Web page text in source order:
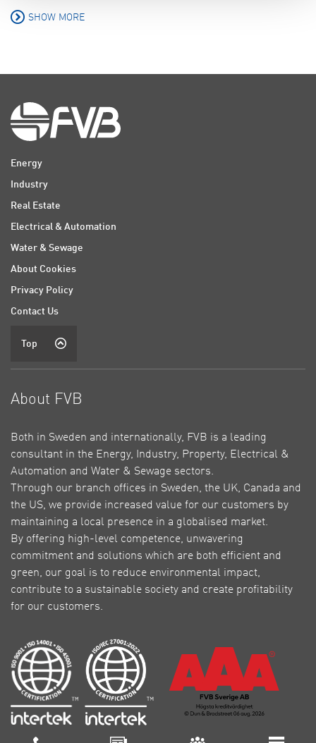
SHOW MORE
Energy
Industry
Real Estate
Electrical & Automation
Water & Sewage
About Cookies
Privacy Policy
Contact Us
Top
About FVB
Both in Sweden and internationally, FVB is a leading
consultant in the Energy, Industry, Property, Electrical &
Automation and Water & Sewage sectors.
Through our branch offices in Sweden, the UK, Canada and
the US, we provide increased value for our customers by
maintaining a local presence in a globalised market.
By offering high-level competence, unwavering
commitment and solutions which are both efficient and
green, our goal is to reduce environmental impact,
contribute to a sustainable society and create profitability
for our customers.